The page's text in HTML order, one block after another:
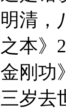
，
》
功
去